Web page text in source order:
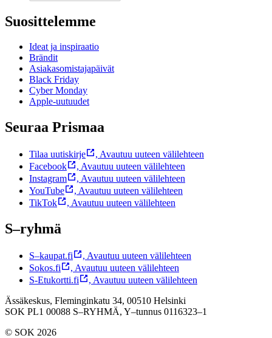
Suosittelemme
Ideat ja inspiraatio
Brändit
Asiakasomistajapäivät
Black Friday
Cyber Monday
Apple-uutuudet
Seuraa Prismaa
Tilaa uutiskirje , Avautuu uuteen välilehteen
Facebook
, Avautuu uuteen välilehteen
Instagram
, Avautuu uuteen välilehteen
YouTube
, Avautuu uuteen välilehteen
TikTok
, Avautuu uuteen välilehteen
S–ryhmä
S–kaupat.fi , Avautuu uuteen välilehteen
Sokos.fi
, Avautuu uuteen välilehteen
S-Etukortti.fi
, Avautuu uuteen välilehteen
Ässäkeskus, Fleminginkatu 34, 00510 Helsinki
SOK PL1 00088 S–RYHMÄ, Y–tunnus 0116323–1
© SOK 2026